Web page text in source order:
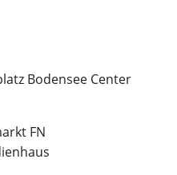
Bodensee Center
FN